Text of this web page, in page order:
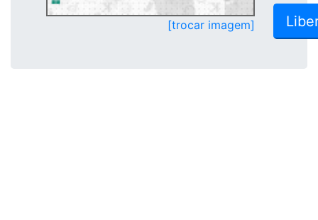
[trocar imagem]